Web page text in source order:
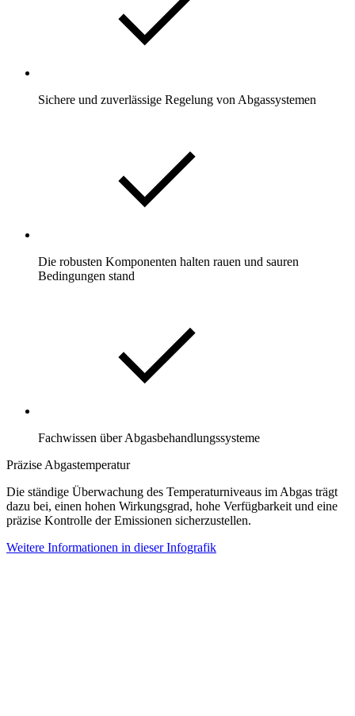
Sichere und zuverlässige Regelung von Abgassystemen
Die robusten Komponenten halten rauen und sauren
Bedingungen stand
Fachwissen über Abgasbehandlungssysteme
Präzise Abgastemperatur
Die ständige Überwachung des Temperaturniveaus im Abgas trägt
dazu bei, einen hohen Wirkungsgrad, hohe Verfügbarkeit und eine
präzise Kontrolle der Emissionen sicherzustellen.
Weitere Informationen in dieser Infografik